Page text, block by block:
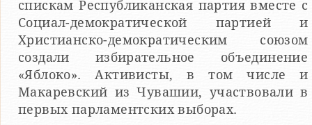
спискам Республиканская партия вместе с
Социал-демократической партией и
Христианско-демократическим союзом
создали избирательное объединение
«Яблоко». Активисты, в том числе и
Макаревский из Чувашии, участвовали в
первых парламентских выборах.